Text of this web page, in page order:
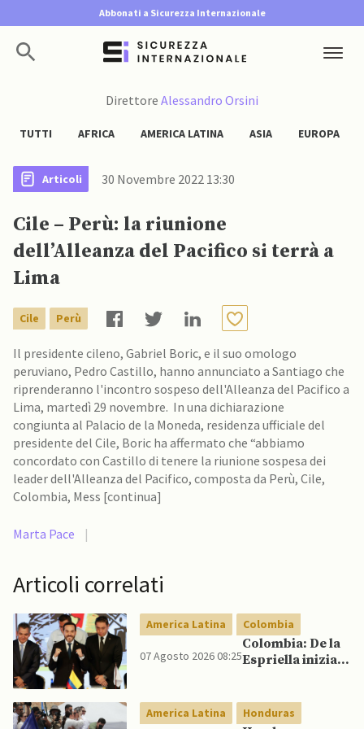
Abbonati a Sicurezza Internazionale
Direttore Alessandro Orsini
TUTTI AFRICA AMERICA LATINA ASIA EUROPA
Articoli 30 Novembre 2022 13:30
Cile – Perù: la riunione
dell’Alleanza del Pacifico si terrà a
Lima
Cile Perù
Il presidente cileno, Gabriel Boric, e il suo omologo
peruviano, Pedro Castillo, hanno annunciato a Santiago che
riprenderanno l'incontro sospeso dell'Alleanza del Pacifico a
Lima, martedì 29 novembre. In una dichiarazione
congiunta al Palacio de la Moneda, residenza ufficiale del
presidente del Cile, Boric ha affermato che “abbiamo
concordato con Castillo di tenere la riunione sospesa dei
leader dell'Alleanza del Pacifico, composta da Perù, Cile,
Colombia, Mess [continua]
Marta Pace |
Articoli correlati
America Latina Colombia
07 Agosto 2026 08:25
Colombia: De la
Espriella inizia il
America Latina Honduras